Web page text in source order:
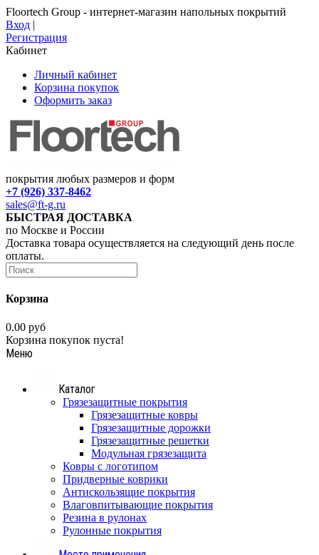
Floortech Group - интернет-магазин напольных покрытий
Вход |
Регистрация
Кабинет
Личный кабинет
Корзина покупок
Оформить заказ
покрытия любых размеров и форм
+7 (926) 337-8462
sales@ft-g.ru
БЫСТРАЯ ДОСТАВКА
по Москве и России
Доставка товара осуществляется на следующий день после
оплаты.
Корзина
0.00 руб
Корзина покупок пуста!
Меню
Каталог
Грязезащитные покрытия
Грязезащитные ковры
Грязезащитные дорожки
Грязезащитные решетки
Модульная грязезащита
Ковры с логотипом
Придверные коврики
Антискользящие покрытия
Влаговпитывающие покрытия
Резина в рулонах
Рулонные покрытия